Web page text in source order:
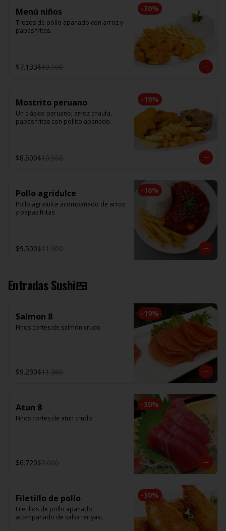
-30%
Menú niños
Trozos de pollo apanado con arroz y
papas fritas.
$7.133$10.190
-19%
Mostrito peruano
Un clásico peruano, arroz chaufa,
papas fritas con pollito apanado.
$8.500$10.550
-16%
Pollo agridulce
Pollo agridulce acompañado de arroz
y papas fritas
$9.500$11.300
Entradas Sushi🍱
-19%
Salmon 8
Finos cortes de salmón crudo
$9.230$11.360
-30%
Atun 8
Finos cortes de atún crudo
$6.720$9.600
-30%
Filetillo de pollo
Filetillos de pollo apanado,
acompañado de salsa teriyaki.